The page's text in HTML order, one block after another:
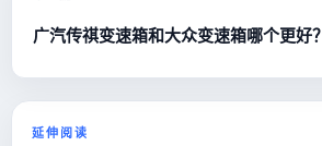
广汽传祺变速箱和大众变速箱哪个更好？
延伸阅读